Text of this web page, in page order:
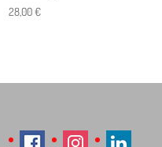
28,00€